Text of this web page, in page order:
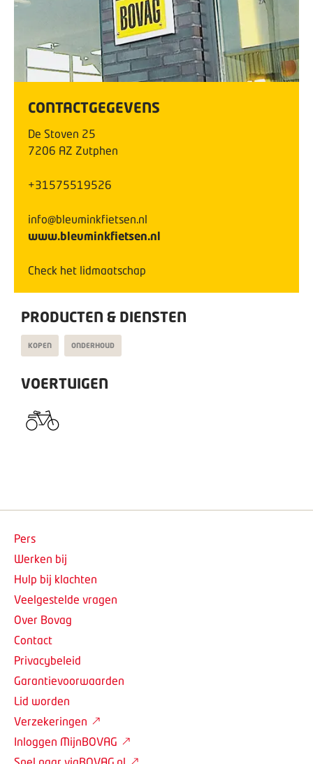
CONTACTGEGEVENS
De Stoven 25
7206 AZ Zutphen
+31575519526
info@bleuminkfietsen.nl
www.bleuminkfietsen.nl
Check het lidmaatschap
PRODUCTEN & DIENSTEN
KOPEN ONDERHOUD
VOERTUIGEN
Pers
Werken bij
Hulp bij klachten
Veelgestelde vragen
Over Bovag
Contact
Privacybeleid
Garantievoorwaarden
Lid worden
Verzekeringen
Inloggen MijnBOVAG